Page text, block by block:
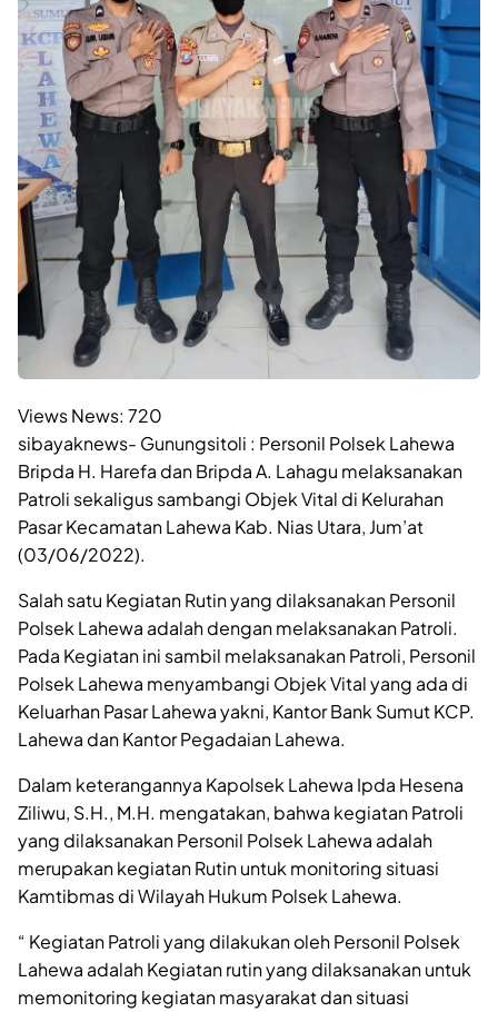
Views News: 720
sibayaknews- Gunungsitoli : Personil Polsek Lahewa
Bripda H. Harefa dan Bripda A. Lahagu melaksanakan
Patroli sekaligus sambangi Objek Vital di Kelurahan
Pasar Kecamatan Lahewa Kab. Nias Utara, Jum’at
(03/06/2022).
Salah satu Kegiatan Rutin yang dilaksanakan Personil
Polsek Lahewa adalah dengan melaksanakan Patroli.
Pada Kegiatan ini sambil melaksanakan Patroli, Personil
Polsek Lahewa menyambangi Objek Vital yang ada di
Keluarhan Pasar Lahewa yakni, Kantor Bank Sumut KCP.
Lahewa dan Kantor Pegadaian Lahewa.
Dalam keterangannya Kapolsek Lahewa Ipda Hesena
Ziliwu, S.H., M.H. mengatakan, bahwa kegiatan Patroli
yang dilaksanakan Personil Polsek Lahewa adalah
merupakan kegiatan Rutin untuk monitoring situasi
Kamtibmas di Wilayah Hukum Polsek Lahewa.
“ Kegiatan Patroli yang dilakukan oleh Personil Polsek
Lahewa adalah Kegiatan rutin yang dilaksanakan untuk
memonitoring kegiatan masyarakat dan situasi